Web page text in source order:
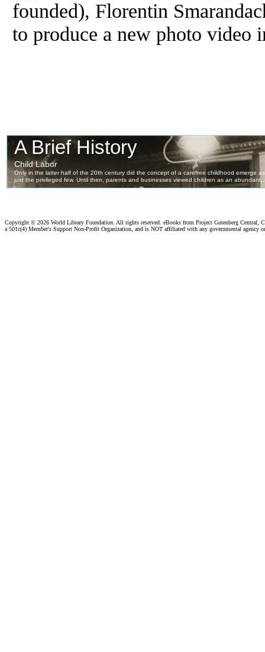
founded), Florentin
to produce a new photo video
Copyright © 2026 World Library Foundation. All rights reserved. eBooks from Project Gutenberg Central,
a 501c(4) Member's Support Non-Profit Organization, and is NOT affiliated with any governmental agency